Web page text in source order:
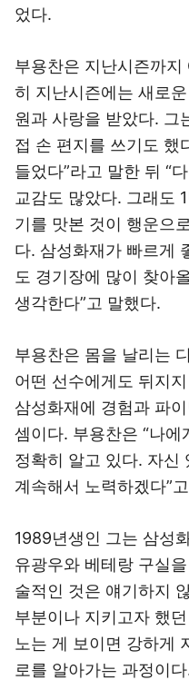
었다.
부용찬은 지난시즌까
히 지난시즌에는 새로
원과 사랑을 받았다. 그
접 손 편지를 쓰기도 했
들었다”라고 말한 뒤 “
교감도 많았다. 그래도
기를 맛본 것이 행운으
다. 삼성화재가 빠르게
도 경기장에 많이 찾아
생각한다”고 말했다.
부용찬은 몸을 날리는
어떤 선수에게도 뒤지
삼성화재에 경험과 파
셈이다. 부용찬은 “나
정확히 알고 있다. 자신
계속해서 노력하겠다”
1989년생인 그는 삼성
유광우와 베테랑 구실
술적인 것은 얘기하지
부분이나 지키고자 했
노는 게 보이면 강하게
로를 알아가는 과정이